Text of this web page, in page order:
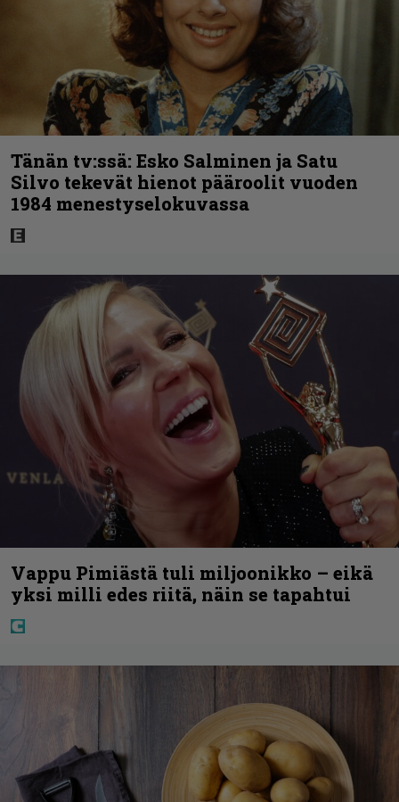
Tänän tv:ssä: Esko Salminen ja Satu
Silvo tekevät hienot pääroolit vuoden
1984 menestyselokuvassa
Vappu Pimiästä tuli miljoonikko – eikä
yksi milli edes riitä, näin se tapahtui